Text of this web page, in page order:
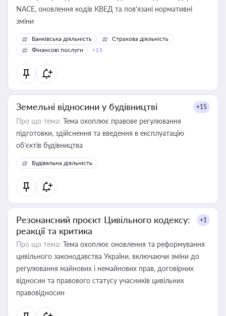
NACE, оновлення кодів КВЕД та пов'язані нормативні
зміни
Банківська діяльність
Страхова діяльність
Фінансові послуги
+13
Земельні відносини у будівництві +15
Про що тема: Тема охоплює правове регулювання
підготовки, здійснення та введення в експлуатацію
об’єктів будівництва
Будівельна діяльність
Резонансний проєкт Цивільного кодексу:
реакції та критика
+1
Про що тема: Тема охоплює оновлення та реформування
цивільного законодавства України, включаючи зміни до
регулювання майнових і немайнових прав, договірних
відносин та правового статусу учасників цивільних
правовідносин